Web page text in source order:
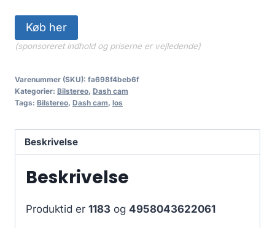
Køb her
(sponsoreret indhold og priserne er vejledende)
Varenummer (SKU): fa698f4beb6f
Kategorier: Bilstereo, Dash cam
Tags: Bilstereo, Dash cam, los
Beskrivelse
Beskrivelse
Produktid er 1183 og 4958043622061